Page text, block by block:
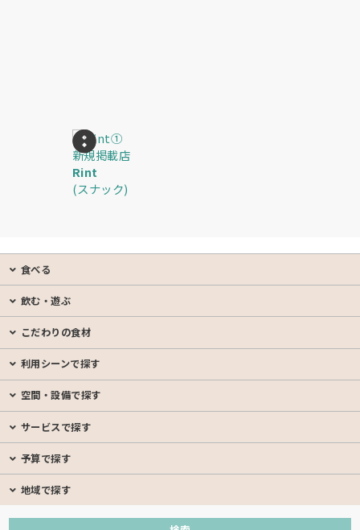
新規掲載店
Rint
(スナック)
食べる
飲む・遊ぶ
こだわりの食材
利用シーンで探す
空間・設備で探す
サービスで探す
予算で探す
地域で探す